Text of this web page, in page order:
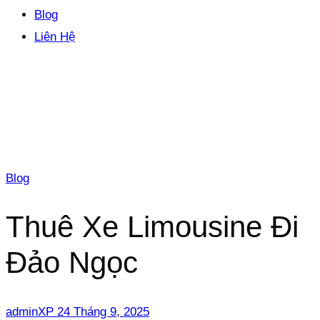
Blog
Liên Hệ
Blog
Thuê Xe Limousine Đi
Đảo Ngọc
adminXP 24 Tháng 9, 2025